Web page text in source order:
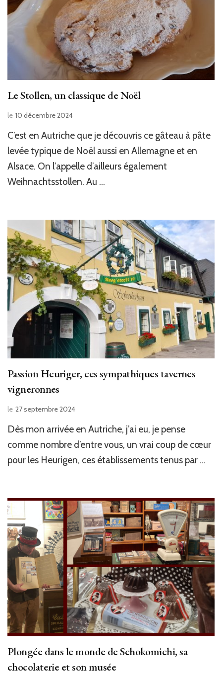
Le Stollen, un classique de Noël
le 10 décembre 2024
C’est en Autriche que je découvris ce gâteau à pâte
levée typique de Noël aussi en Allemagne et en
Alsace. On l’appelle d’ailleurs également
Weihnachtsstollen. Au …
Passion Heuriger, ces sympathiques tavernes
vigneronnes
le 27 septembre 2024
Dès mon arrivée en Autriche, j’ai eu, je pense
comme nombre d’entre vous, un vrai coup de cœur
pour les Heurigen, ces établissements tenus par …
Plongée dans le monde de Schokomichi, sa
chocolaterie et son musée